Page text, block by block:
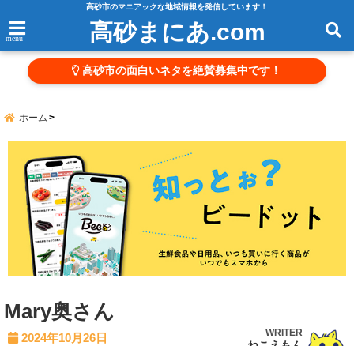
高砂市のマニアックな地域情報を発信しています！
menu 高砂まにあ.com
高砂市の面白いネタを絶賛募集中です！
ホーム
Mary奥さん
2024年10月26日
WRITER